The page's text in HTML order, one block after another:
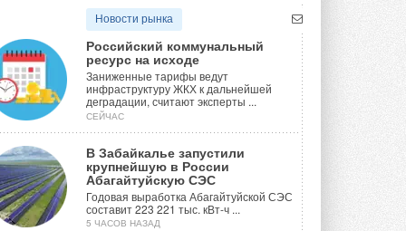
EN
Новости рынка
Российский коммунальный
ресурс на исходе
Заниженные тарифы ведут
инфраструктуру ЖКХ к дальнейшей
деградации, считают эксперты ...
СЕЙЧАС
В Забайкалье запустили
крупнейшую в России
Абагайтуйскую СЭС
Годовая выработка Абагайтуйской СЭС
составит 223 221 тыс. кВт-ч ...
5 ЧАСОВ НАЗАД